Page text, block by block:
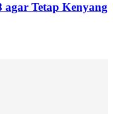
agar Tetap Kenyang